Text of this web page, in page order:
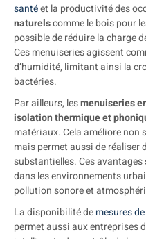
santéet la productivité des
naturelscomme le bois pour
possible de réduire la charge
Ces menuiseries agissent
d’humidité, limitant ainsi la
bactéries.
Par ailleurs, lesmenuiseries
isolation thermique et
matériaux. Cela améliore non
mais permet aussi de réaliser
substantielles. Ces
dans les environnements
pollution sonore et
La disponibilité demesures
permet aussi aux entreprises